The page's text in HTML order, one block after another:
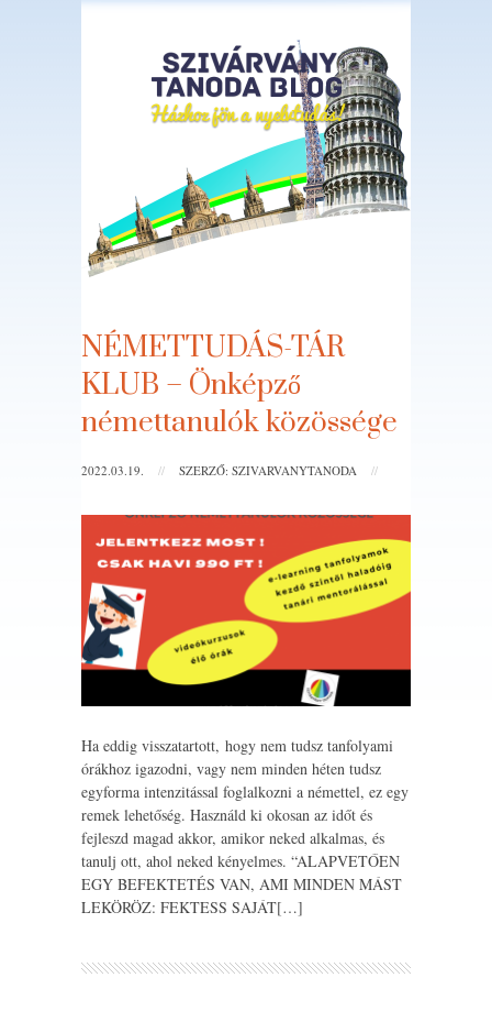
NÉMETTUDÁS-TÁR
KLUB – Önképző
némettanulók közössége
2022.03.19. // SZERZŐ: SZIVARVANYTANODA //
Ha eddig visszatartott, hogy nem tudsz tanfolyami
órákhoz igazodni, vagy nem minden héten tudsz
egyforma intenzitással foglalkozni a némettel, ez egy
remek lehetőség. Használd ki okosan az időt és
fejleszd magad akkor, amikor neked alkalmas, és
tanulj ott, ahol neked kényelmes. “ALAPVETŐEN
EGY BEFEKTETÉS VAN, AMI MINDEN MÁST
LEKÖRÖZ: FEKTESS SAJÁT[…]